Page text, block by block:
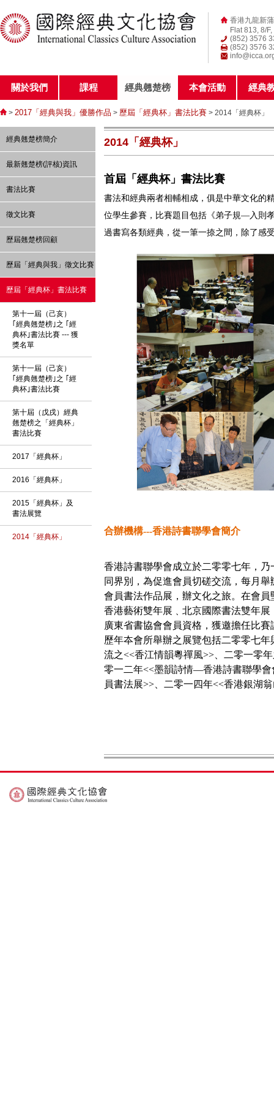
香港九龍新
Flat 813, 8/
(852) 3576
(852) 3576
關於我們 課程 經典翹楚榜 本會活動 經典
> 2017「經典與我」優勝作品 > 歷屆「經典杯」書法比賽 > 2014「經典杯」
經典翹楚榜簡介
最新翹楚榜(評核)資訊
書法比賽
徵文比賽
歷屆翹楚榜回顧
歷屆「經典與我」徵文比賽
歷屆「經典杯」書法比賽
第十一屆（己亥）
｢經典翹楚榜｣之 ｢經
典杯｣書法比賽 --- 獲
獎名單
第十一屆（己亥）
｢經典翹楚榜｣之 ｢經
典杯｣書法比賽
第十屆（戊戌）經典
翹楚榜之「經典杯」
書法比賽
2017「經典杯」
2016「經典杯」
2015「經典杯」及
書法展覽
2014「經典杯」
2014「經典杯」
首屆「經典杯」書法比賽
書法和經典兩者相輔相成，俱是中華文化的
位學生參賽，比賽題目包括《弟子規—入則
過書寫各類經典，從一筆一捺之間，除了感
合辦機構---香港詩書聯學會簡介
香港詩書聯學會成立於二零零七年，
同界別，為促進會員切磋交流，每月
會員書法作品展，辦文化之旅。在會
香港藝術雙年展﹑北京國際書法雙年
廣東省書協會會員資格，獲邀擔任比賽
歷年夲會所舉辦之展覽包括二零零七
流之<<香江情韻粵禪風>>、二零一零
零一二年<<墨韻詩情—香港詩書聯學
員書法展>>、二零一四年<<香港銀湖